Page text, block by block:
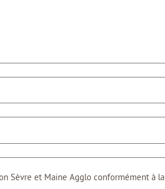
Sèvre et Maine Agglo conformément à la